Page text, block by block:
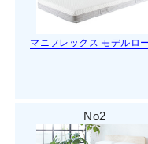
マニフレックス モデルロ
No2